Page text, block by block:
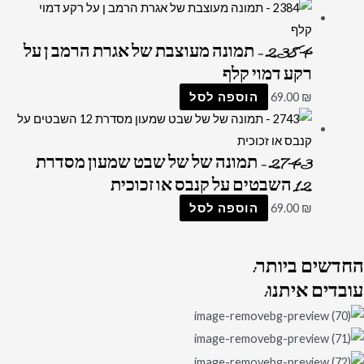
2384 – תמונה מעוצבת של אגרת הרמב ן על
רקע דמוי קלף
69.00 ₪ הוספה לסל
2743 – תמונה של של שבט שמעון מסדרת
12 השבטים על קנבס או זכוכית
69.00 ₪ הוספה לסל
החדשיםביותר:
עובדיםאיתנו: